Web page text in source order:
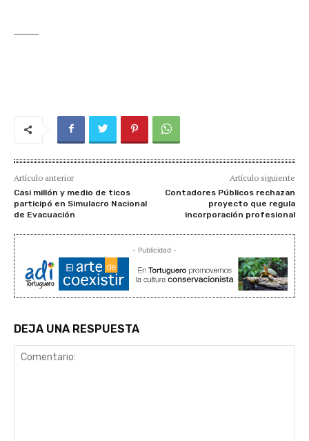
Artículo anterior
Casi millón y medio de ticos
participó en Simulacro Nacional
de Evacuación
Artículo siguiente
Contadores Públicos rechazan
proyecto que regula
incorporación profesional
- Publicidad -
DEJA UNA RESPUESTA